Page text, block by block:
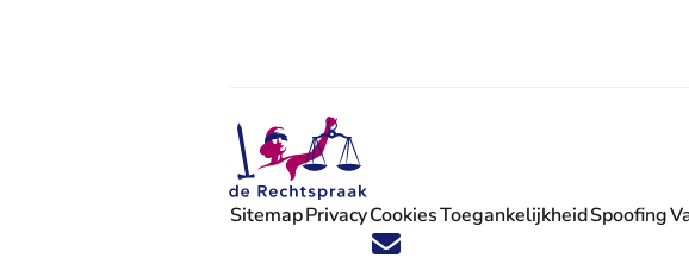
Volg ons op X (Twitter) - U verlaat Rechtspraak.nl
Volg ons op Facebook - U verlaat Rechtspraak.nl
Volg ons op Instagram - U verlaat
Volg ons op Youtube - U verlaat
Volg ons op LinkedIn - U verlaat
'Blijf op de hoogte' nieuwsbrief - U
SitemapPrivacyCookiesToegankelijkheidSpoofing -